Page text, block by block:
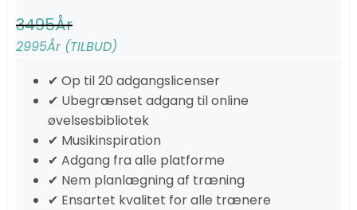
3495År
2995År (TILBUD)
✔ Op til 20 adgangslicenser
✔ Ubegrænset adgang til online
øvelsesbibliotek
✔ Musikinspiration
✔ Adgang fra alle platforme
✔ Nem planlægning af træning
✔ Ensartet kvalitet for alle trænere